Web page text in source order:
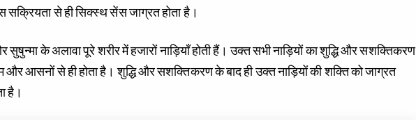
से ही सिक्स्थ सेंस जाग्रत होता है।
सुषुन्मा के अलावा पूरे शरीर में हजारों नाड़ियाँ होती हैं। उक्त सभी नाड़ियों का शुद्धि और सशक्तिकरण
और आसनों से ही होता है। शुद्धि और सशक्तिकरण के बाद ही उक्त नाड़ियों की शक्ति को जाग्रत
है।